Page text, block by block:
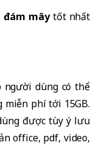
đám mâytốt nhất
người dùng có thể
phí tới 15GB.
được tùy ý lưu
office, pdf, video,